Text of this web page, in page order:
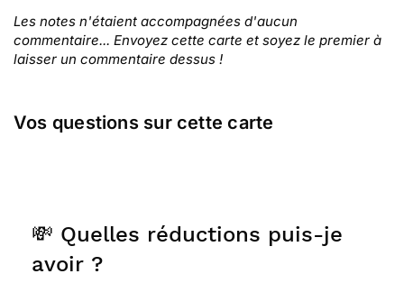
Les notes n'étaient accompagnées d'aucun
commentaire... Envoyez cette carte et soyez le premier à
laisser un commentaire dessus !
Vos questions sur cette carte
💸 Quelles réductions puis-je
avoir ?